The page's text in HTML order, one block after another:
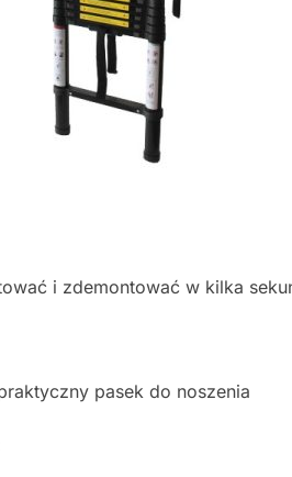
i zdemontować w kilka
pasek do noszenia